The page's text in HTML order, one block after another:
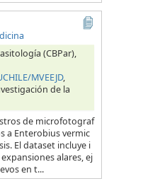
(CBPar),
MVEEJD,
de la
de microfotograf
a Enterobius vermic
El dataset incluye i
alares, ej
en t...